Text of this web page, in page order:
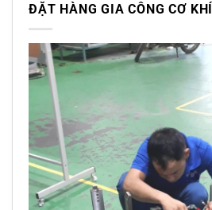
ĐẶT HÀNG GIA CÔNG CƠ KHÍ